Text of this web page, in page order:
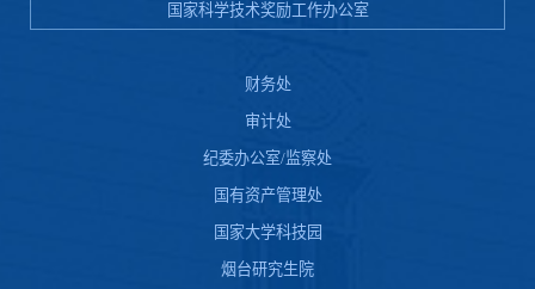
国家科学技术奖励工作办公室
财务处
审计处
纪委办公室/监察处
国有资产管理处
国家大学科技园
烟台研究生院